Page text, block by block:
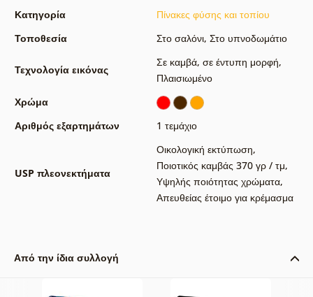
Κατηγορία
Πίνακες φύσης και τοπίου
Τοποθεσία
Στο σαλόνι, Στο υπνοδωμάτιο
Τεχνολογία εικόνας
Σε καμβά, σε έντυπη μορφή,
Πλαισιωμένο
Χρώμα
Αριθμός εξαρτημάτων
1 τεμάχιο
USP πλεονεκτήματα
Οικολογική εκτύπωση,
Ποιοτικός καμβάς 370 γρ / τμ,
Υψηλής ποιότητας χρώματα,
Απευθείας έτοιμο για κρέμασμα
Από την ίδια συλλογή